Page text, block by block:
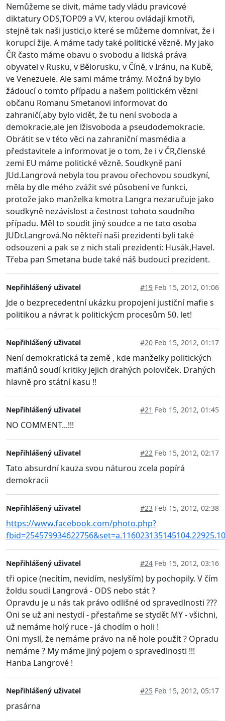
Nemůžeme se divit, máme tady vládu pravicové
diktatury ODS,TOP09 a VV, kterou ovládají kmotři,
stejně tak naši justici,o které se můžeme domnívat, že i
korupcí žije. A máme tady také politické vězně. My jako
ČR často máme obavu o svobodu a lidská práva
obyvatel v Rusku, v Bělorusku, v Číně, v Iránu, na Kubě,
ve Venezuele. Ale sami máme trámy. Možná by bylo
žádoucí o tomto případu a našem politickém vězni
občanu Romanu Smetanovi informovat do
zahraničí,aby bylo vidět, že tu není svoboda a
demokracie,ale jen lžisvoboda a pseudodemokracie.
Obrátit se v této věci na zahraniční masmédia a
představitele a informovat je o tom, že i v ČR,členské
zemi EU máme politické vězně. Soudkyně paní
JUd.Langrová nebyla tou pravou ořechovou soudkyní,
měla by dle mého zvážit své působení ve funkci,
protože jako manželka kmotra Langra nezaručuje jako
soudkyně nezávislost a čestnost tohoto soudního
případu. Měl to soudit jiný soudce a ne tato osoba
JUDr.Langrová.No někteří naši prezidenti byli také
odsouzeni a pak se z nich stali prezidenti: Husák,Havel.
Třeba pan Smetana bude také náš budoucí prezident.
Nepřihlášený uživatel #19 Feb 15, 2012, 01:06
Jde o bezprecedentní ukázku propojení justiční mafie s
politikou a návrat k politickýcm procesům 50. let!
Nepřihlášený uživatel #20 Feb 15, 2012, 01:17
Není demokratická ta země , kde manželky politických
mafiánů soudí kritiky jejich drahých poloviček. Drahých
hlavně pro státní kasu !!
Nepřihlášený uživatel #21 Feb 15, 2012, 01:45
NO COMMENT...!!!
Nepřihlášený uživatel #22 Feb 15, 2012, 02:17
Tato absurdní kauza svou náturou zcela popírá
demokracii
Nepřihlášený uživatel #23 Feb 15, 2012, 02:38
https://www.facebook.com/photo.php?
Nepřihlášený uživatel #24 Feb 15, 2012, 03:16
tři opice (necítím, nevidím, neslyším) by pochopily. V čím
žoldu soudí Langrová - ODS nebo stát ?
Opravdu je u nás tak právo odlišné od spravedlnosti ???
Oni se už ani nestydí - přestaňme se stydět MY - všichni,
už nemáme holý ruce - já chodím o holi !
Oni myslí, že nemáme právo na ně hole použít ? Opradu
nemáme ? My máme jiný pojem o spravedlnosti !!!
Hanba Langrové !
Nepřihlášený uživatel #25 Feb 15, 2012, 05:17
prasárna